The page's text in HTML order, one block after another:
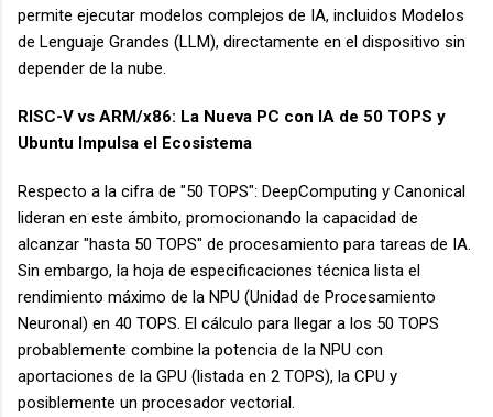
permite ejecutar modelos complejos de IA, incluidos Modelos
de Lenguaje Grandes (LLM), directamente en el dispositivo sin
depender de la nube.
RISC-V vs ARM/x86: La Nueva PC con IA de 50 TOPS y
Ubuntu Impulsa el Ecosistema
Respecto a la cifra de "50 TOPS": DeepComputing y Canonical
lideran en este ámbito, promocionando la capacidad de
alcanzar "hasta 50 TOPS" de procesamiento para tareas de IA.
Sin embargo, la hoja de especificaciones técnica lista el
rendimiento máximo de la NPU (Unidad de Procesamiento
Neuronal) en 40 TOPS. El cálculo para llegar a los 50 TOPS
probablemente combine la potencia de la NPU con
aportaciones de la GPU (listada en 2 TOPS), la CPU y
posiblemente un procesador vectorial.